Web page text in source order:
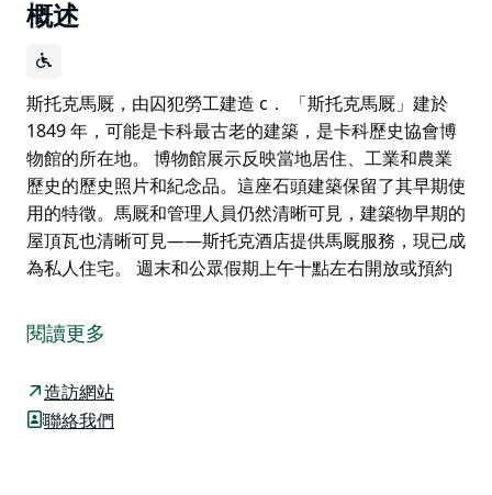
概述
斯托克馬厩，由囚犯勞工建造 c． 「斯托克馬厩」建於
1849 年，可能是卡科最古老的建築，是卡科歷史協會博
物館的所在地。 博物館展示反映當地居住、工業和農業
歷史的歷史照片和紀念品。這座石頭建築保留了其早期使
用的特徵。馬厩和管理人員仍然清晰可見，建築物早期的
屋頂瓦也清晰可見——斯托克酒店提供馬厩服務，現已成
為私人住宅。 週末和公眾假期上午十點左右開放或預約
1849 年，可能是卡科最古老的建築，是卡科歷史協會博
物館的所在地。
博物館展示反映當地居住、工業和農業歷史的歷史照片和
紀念品。這座石頭建築保留了其早期使用的特徵。馬厩和
閱讀更多
造訪網站
聯絡我們